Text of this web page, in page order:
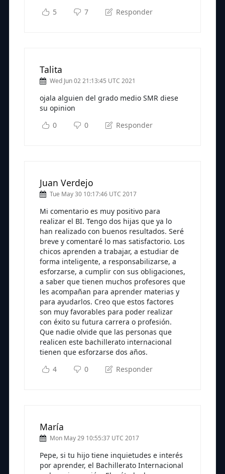
5
7 Responder
Talita
Wed Jun 02 21:13:45 UTC 2021
ojala alguien del grado medio SMR diese
su opinion
0
0 Responder
Juan Verdejo
Tue May 30 10:17:46 UTC 2017
Mi comentario es muy positivo para
realizar el BI. Tengo dos hijas que ya lo
han realizado con buenos resultados. Seré
breve y comentaré lo mas satisfactorio. Los
chicos aprenden a trabajar, a estudiar de
forma inteligente, a responsabilizarse, a
esforzarse, a cumplir con sus obligaciones,
a saber que tienen muchos profesores que
les acompañan para aprender materias y
para ayudarlos. Creo que estos factores
son muy favorables para poder realizar
con éxito su futura carrera o profesión.
Que nadie olvide que las personas que
realicen este bachillerato internacional
tienen que esforzarse dos años.
4
0 Responder
María
Mon May 29 10:55:37 UTC 2017
Pepe, si tu hijo tiene inquietudes e interés
por aprender, el Bachillerato Internacional